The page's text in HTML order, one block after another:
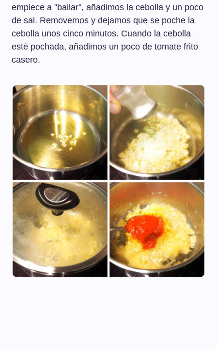
empiece a "bailar", añadimos la cebolla y un poco
de sal. Removemos y dejamos que se poche la
cebolla unos cinco minutos. Cuando la cebolla
esté pochada, añadimos un poco de tomate frito
casero.